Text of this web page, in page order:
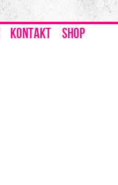
KONTAKT SHOP